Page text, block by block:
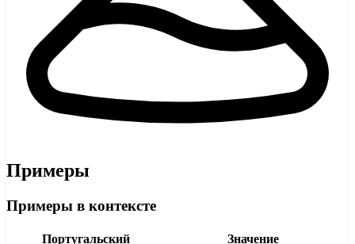
Примеры
Примеры в контексте
Португальский
Значение